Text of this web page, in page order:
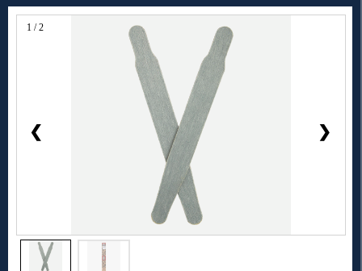
1 / 2
❮ ❯
Bruk filter til å spisse søket